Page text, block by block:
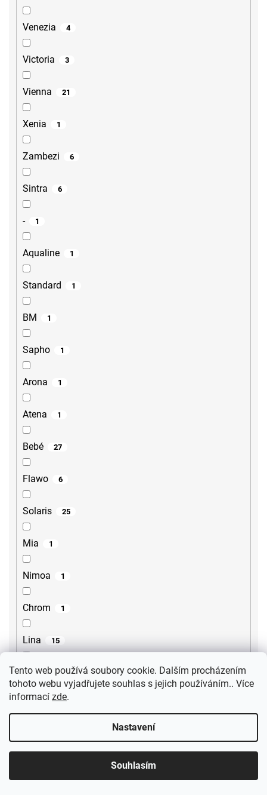
Tento web používá soubory cookie. Dalším procházením
tohoto webu vyjadřujete souhlas s jejich používáním.. Více
informací zde.
Nastavení
Souhlasím
Venezia 4
Victoria 3
Vienna 21
Xenia 1
Zambezi 6
Sintra 6
- 1
Aqualine 1
Standard 1
BM 1
Sapho 1
Arona 1
Atena 1
Bebé 27
Flawo 6
Solaris 25
Mia 1
Nimoa 1
Chrom 1
Lina 15
Lore 2